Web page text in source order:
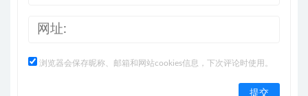
浏览器会保存昵称、邮箱和网站cookies信息，下次评论时使用。